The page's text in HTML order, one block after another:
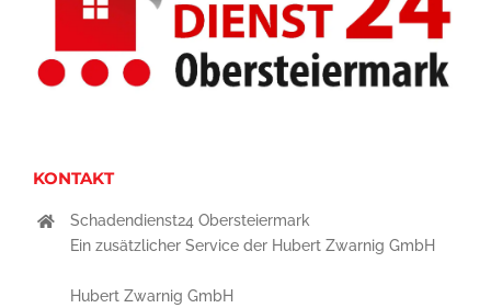
KONTAKT
Schadendienst24 Obersteiermark
Ein zusätzlicher Service der Hubert Zwarnig GmbH
Hubert Zwarnig GmbH